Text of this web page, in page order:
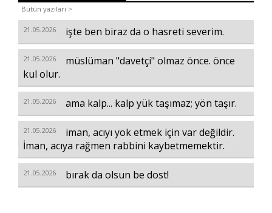
Bütün yazıları >
21.05.2026 işte ben biraz da o hasreti severim.
21.05.2026
müslüman "davetçi" olmaz önce. önce
kul olur.
21.05.2026 ama kalp... kalp yük taşımaz; yön taşır.
21.05.2026
iman, acıyı yok etmek için var değildir.
İman, acıya rağmen rabbini kaybetmemektir.
21.05.2026 bırak da olsun be dost!